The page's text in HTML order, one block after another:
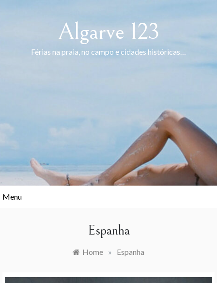
Algarve 123
Férias na praia, no campo e cidades históricas…
Menu
Espanha
Home » Espanha